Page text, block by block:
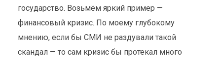
государство. Возьмём яркий пример —
финансовый кризис. По моему глубокому
мнению, если бы СМИ не раздували такой
скандал — то сам кризис бы протекал много